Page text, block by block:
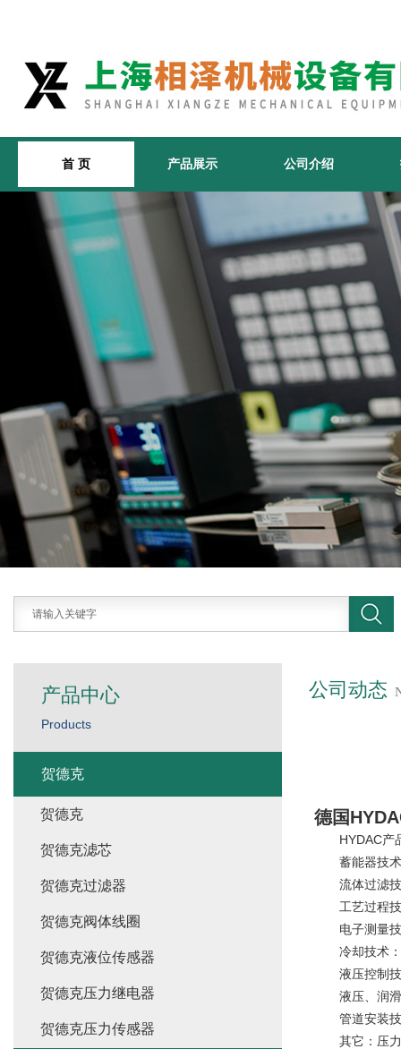
首 页 产品展示 公司介绍
公司动态
德国
HYDAC产品
蓄能器技术
流体过滤技
工艺过程技
电子测量技
冷却技术：
液压控制技
液压、润滑
管道安装技
其它：压力
产品中心
Products
贺德克
贺德克
贺德克滤芯
贺德克过滤器
贺德克阀体线圈
贺德克液位传感器
贺德克压力继电器
贺德克压力传感器